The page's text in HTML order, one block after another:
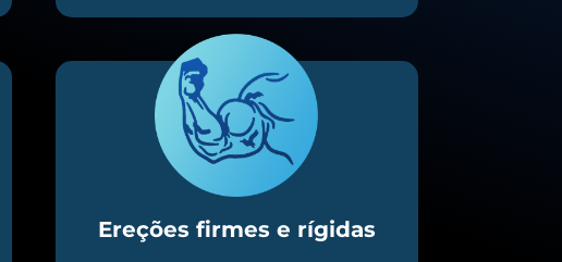
Ereções firmes e rígidas